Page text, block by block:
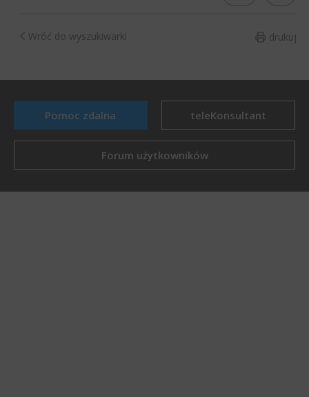
drukuj
Wróć do wyszukiwarki
Pomoc zdalna teleKonsultant
Forum użytkowników